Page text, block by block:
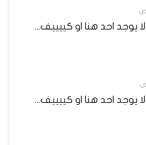
يوجد احد هنا او كييييف...
يوجد احد هنا او كييييف...